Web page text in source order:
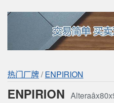
热门厂牌/ENPIRION
ENPIRION